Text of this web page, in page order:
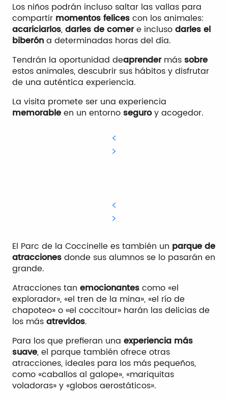
Los niños podrán incluso saltar las vallas para
compartir momentos felicescon los animales:
acariciarlos,darles de comere inclusodarles el
biberóna determinadas horas del día.
Tendrán la oportunidad deaprendermássobre
estos animales, descubrir sus hábitos y disfrutar
de una auténtica experiencia.
La visita promete ser una experiencia
memorableen un entornoseguroy acogedor.
El Parc de la Coccinelle es también un parque de
atraccionesdonde sus alumnos se lo pasarán en
grande.
Atracciones tan emocionantescomo «el
explorador», «el tren de la mina», «el río de
chapoteo» o «el coccitour» harán las delicias de
los másatrevidos.
Para los que prefieran una experiencia más
suave, el parque también ofrece otras
atracciones, ideales para los más pequeños,
como «caballos al galope», «mariquitas
voladoras» y «globos aerostáticos».